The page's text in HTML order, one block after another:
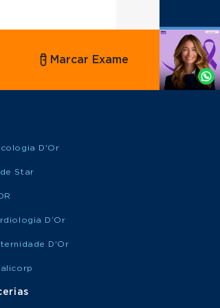
Agende
Whatsapp
Marcar Exame
D'Or
Star
D’Or
D'Or